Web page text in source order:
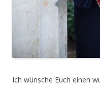
Ich wünsche Euch einen